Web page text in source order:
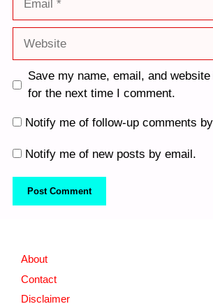
Save my name, email, and
for the next time I comment.
Notify me of follow-up comments
Notify me of new posts by email.
About
Contact
Disclaimer